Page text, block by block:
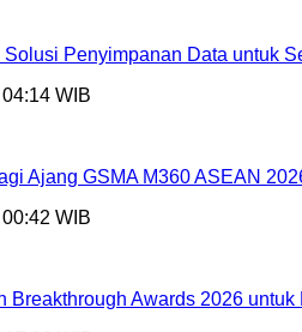
Solusi Penyimpanan Data untuk
WIB
Ajang GSMA M360 ASEAN
WIB
Breakthrough Awards 2026